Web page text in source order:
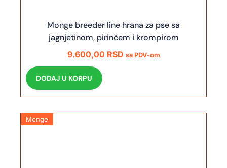
Monge breeder line hrana za pse sa
jagnjetinom, pirinčem i krompirom
9.600,00 RSD sa PDV-om
DODAJ U KORPU
Monge